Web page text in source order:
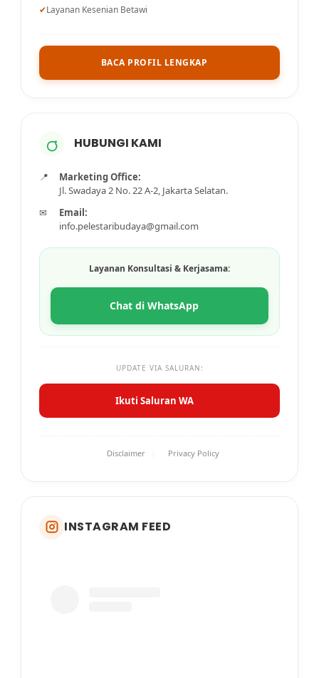
✔Layanan Kesenian Betawi
BACA PROFIL LENGKAP
HUBUNGI KAMI
📍
Marketing Office:
Jl. Swadaya 2 No. 22 A-2, Jakarta Selatan.
✉
Email:
info.pelestaribudaya@gmail.com
Layanan Konsultasi & Kerjasama:
Chat di WhatsApp
UPDATE VIA SALURAN:
Ikuti Saluran WA
Disclaimer Privacy Policy
INSTAGRAM FEED